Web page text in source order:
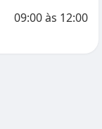
09:00às 12:00